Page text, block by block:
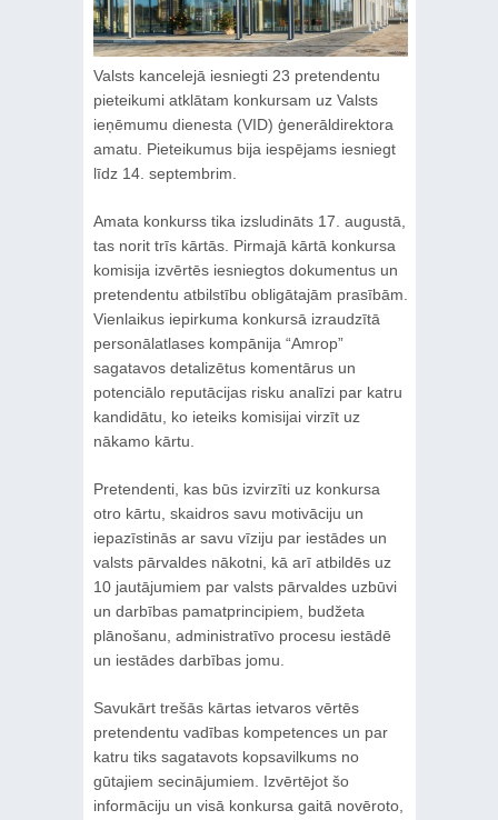
Valsts kancelejā iesniegti 23 pretendentu
pieteikumi atklātam konkursam uz Valsts
ieņēmumu dienesta (VID) ģenerāldirektora
amatu. Pieteikumus bija iespējams iesniegt
līdz 14. septembrim.
Amata konkurss tika izsludināts 17. augustā,
tas norit trīs kārtās. Pirmajā kārtā konkursa
komisija izvērtēs iesniegtos dokumentus un
pretendentu atbilstību obligātajām prasībām.
Vienlaikus iepirkuma konkursā izraudzītā
personālatlases kompānija “Amrop”
sagatavos detalizētus komentārus un
potenciālo reputācijas risku analīzi par katru
kandidātu, ko ieteiks komisijai virzīt uz
nākamo kārtu.
Pretendenti, kas būs izvirzīti uz konkursa
otro kārtu, skaidros savu motivāciju un
iepazīstinās ar savu vīziju par iestādes un
valsts pārvaldes nākotni, kā arī atbildēs uz
10 jautājumiem par valsts pārvaldes uzbūvi
un darbības pamatprincipiem, budžeta
plānošanu, administratīvo procesu iestādē
un iestādes darbības jomu.
Savukārt trešās kārtas ietvaros vērtēs
pretendentu vadības kompetences un par
katru tiks sagatavots kopsavilkums no
gūtajiem secinājumiem. Izvērtējot šo
informāciju un visā konkursa gaitā novēroto,